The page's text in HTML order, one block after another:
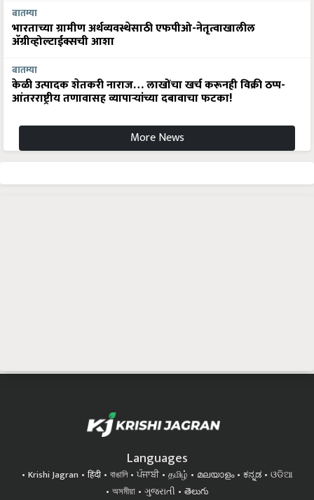
बातम्या
भारताच्या ग्रामीण अर्थव्यवस्थेसाठी एफपीओ-नेतृत्वाखालील
अ‍ॅग्रीव्होल्टाईक्सची आशा
बातम्या
केळी उत्पादक शेतकरी नाराज… लाखोंचा खर्च करूनही विक्री ठप्प-
आंतरराष्ट्रीय तणावासह व्यापाऱ्यांच्या दबावाचा फटका!
More News
Languages
Krishi Jagran हिंदी বাঙালি ਪੰਜਾਬੀ தமிழ் മലയാളം ಕನ್ನಡ
ଓଡିଆ
অসমীয়া
ગુજરાતી తెలుగు